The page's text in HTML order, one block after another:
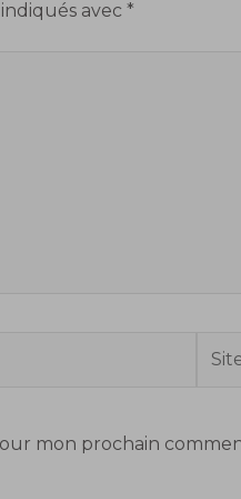
avec *
mon prochain